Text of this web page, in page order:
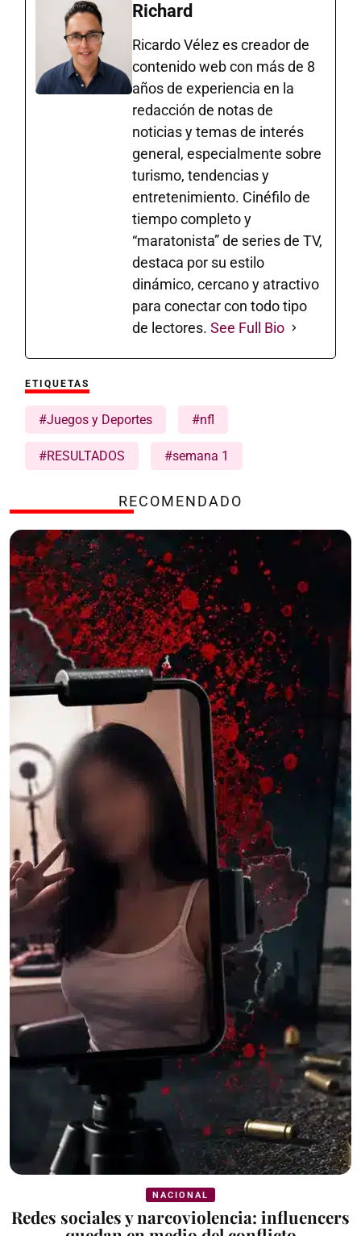
Richard
Ricardo Vélez es creador de
contenido web con más de 8
años de experiencia en la
redacción de notas de
noticias y temas de interés
general, especialmente sobre
turismo, tendencias y
entretenimiento. Cinéfilo de
tiempo completo y
“maratonista” de series de TV,
destaca por su estilo
dinámico, cercano y atractivo
para conectar con todo tipo
de lectores. See Full Bio
ETIQUETAS
#Juegos y Deportes #nfl
#RESULTADOS #semana 1
RECOMENDADO
NACIONAL
Redes sociales y narcoviolencia: influencers